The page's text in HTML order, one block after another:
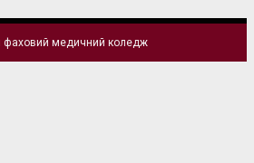
фаховий медичний коледж